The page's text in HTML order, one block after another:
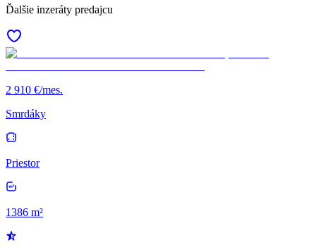
Ďalšie inzeráty predajcu
2 910 €/mes.
Smrdáky
Priestor
1386 m²